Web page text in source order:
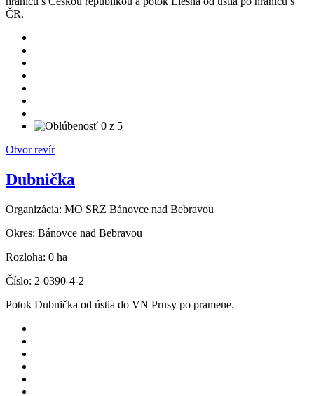
ČR.
Otvor revír
Dubnička
Organizácia: MO SRZ Bánovce nad Bebravou
Okres: Bánovce nad Bebravou
Rozloha: 0 ha
Číslo: 2-0390-4-2
Potok Dubnička od ústia do VN Prusy po pramene.